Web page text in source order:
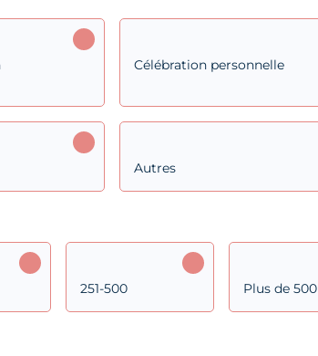
Célébration personnelle
Autres
251-500 Plus de 500